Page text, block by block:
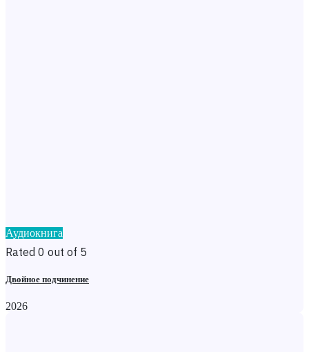
Аудиокнига
Rated 0 out of 5
Двойное подчинение
2026